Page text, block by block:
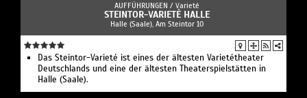
AUFFÜHRUNGEN / Varieté
STEINTOR-VARIETÈ HALLE
Halle (Saale), Am Steintor 10
Das Steintor-Varieté ist eines der ältesten Varietétheater
Deutschlands und eine der ältesten Theaterspielstätten in
Halle (Saale).